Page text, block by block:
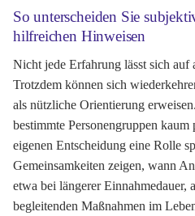
So unterscheiden Sie
hilfreichen Hinweisen
Nicht jede Erfahrung lässt sich auf
Trotzdem können sich
als nützliche Orientierung
bestimmte Personengruppen
eigenen Entscheidung eine Rolle
Gemeinsamkeiten zeigen, wann
etwa bei längerer Einnahmedauer,
begleitenden Maßnahmen im